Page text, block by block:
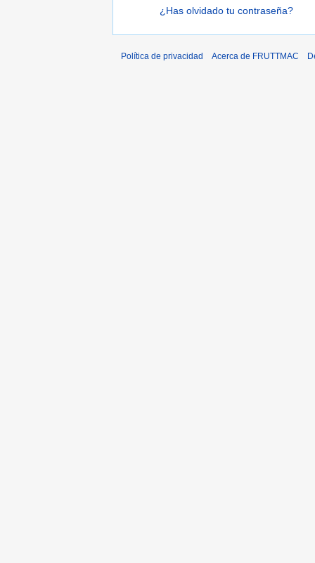
¿Has olvidado tu contraseña?
Política de privacidad Acerca de FRUTTMAC